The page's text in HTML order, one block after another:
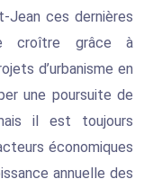
Jean ces dernières
croître grâce à
d’urbanisme en
une poursuite de
il est toujours
économiques
annuelle des